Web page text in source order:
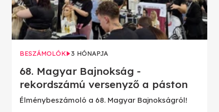
BESZÁMOLÓK 3 HÓNAPJA
68. Magyar Bajnokság -
rekordszámú versenyző a páston
Élménybeszámoló a 68. Magyar Bajnokságról!